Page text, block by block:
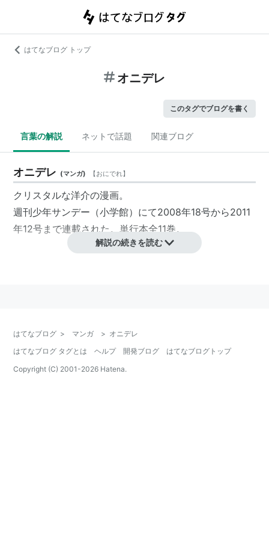
はてなブログ トップ
オニデレ
このタグでブログを書く
言葉の解説 ネットで話題 関連ブログ
オニデレ (マンガ) 【おにでれ】
クリスタルな洋介の漫画。
週刊少年サンデー（小学館）にて2008年18号から2011
年12号まで連載された。単行本全11巻。
ISBN:9784091217165
ISBN:9784091217899
ISBN:9784091221650
解説の続きを読む
はてなブログ > マンガ > オニデレ
はてなブログ タグとは
ヘルプ 開発ブログ
はてなブログトップ
Copyright (C) 2001-2026 Hatena.